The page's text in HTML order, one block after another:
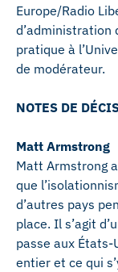
Europe/Radio
d’administration
pratique à
de modérateur.
NOTES DE
Matt Armstrong
Matt Armstrong
que
d’autres pays
place. Il s’agit
passe aux États-
entier et ce qui